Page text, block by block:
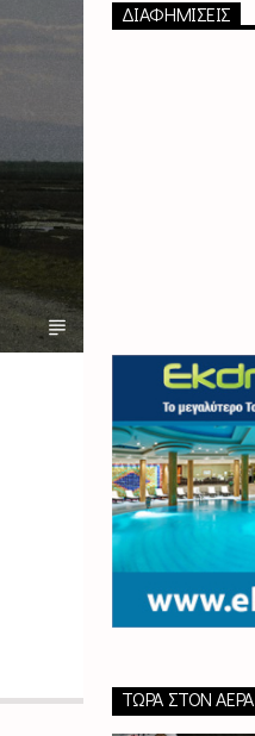
ΔΙΑΦΗΜΙΣΕΙΣ
ΤΏΡΑ ΣΤΟΝ ΑΈΡΑ